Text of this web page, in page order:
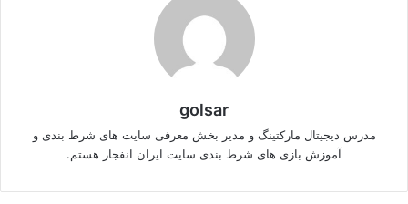
golsar
مدرس دیجیتال مارکتینگ و مدیر بخش معرفی سایت های شرط بندی و
آموزش بازی های شرط بندی سایت ایران انفجار هستم.